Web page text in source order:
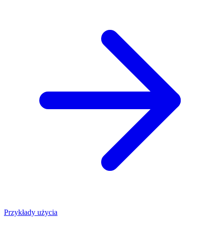
Przykłady użycia